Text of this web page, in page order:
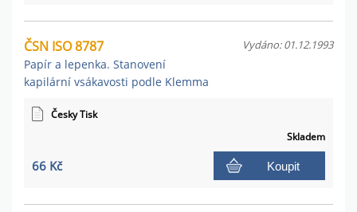
ČSN ISO 8787
Papír a lepenka. Stanovení
kapilární vsákavosti podle Klemma
Vydáno: 01.12.1993
Česky Tisk
Skladem
66 Kč Koupit